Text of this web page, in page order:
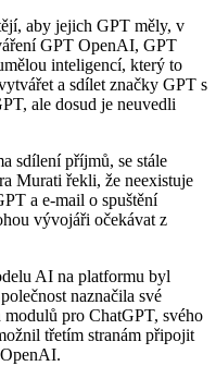
aby jejich GPT měly, v
GPT OpenAI, GPT
inteligencí, který to
a sdílet značky GPT s
ale dosud je neuvedli
sdílení příjmů, se stále
Murati řekli, že neexistuje
a e-mail o spuštění
vývojáři očekávat z
AI na platformu byl
naznačila své
modulů pro ChatGPT, svého
třetím stranám připojit